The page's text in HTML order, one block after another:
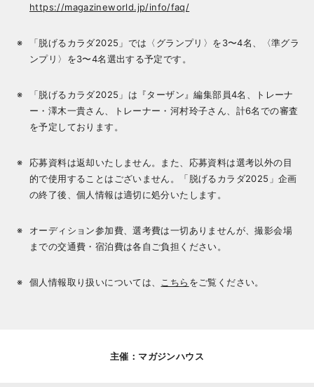
https://magazineworld.jp/info/faq/
「脱げるカラダ2025」では〈グランプリ〉を3〜4名、〈準グラ
ンプリ〉を3〜4名選出する予定です。
「脱げるカラダ2025」は『ターザン』編集部員4名、トレーナ
ー・澤木一貴さん、トレーナー・河村玲子さん、計6名での審査
を予定しております。
応募資料は返却いたしません。また、応募資料は選考以外の目
的で使用することはございません。「脱げるカラダ2025」企画
の終了後、個人情報は適切に処分いたします。
オーディション参加費、選考費は一切ありませんが、撮影会場
までの交通費・宿泊費は各自ご負担ください。
個人情報取り扱いについては、 こちら をご覧ください。
主催：マガジンハウス